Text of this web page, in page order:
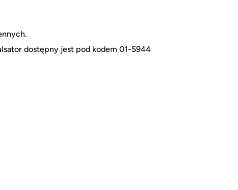
dostępny jest pod kodem 01-5944